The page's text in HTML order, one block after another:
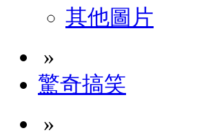
其他圖片
»
驚奇搞笑
»